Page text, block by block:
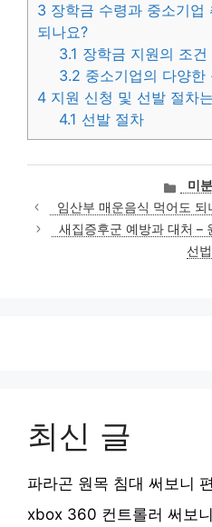
3 장학금 수령과 중소기업
되나요?
3.1 장학금 지원의 조건
3.2 중소기업의 다양한
4 지원 신청 및 선발 절차
4.1 선발 절차
카
테
고
리
미
임산부 매운음식 먹어도
새집증후군 예방과 대처 –
선법
최신 글
파라곤 원목 침대 써보니
xbox 360 컨트롤러 써보